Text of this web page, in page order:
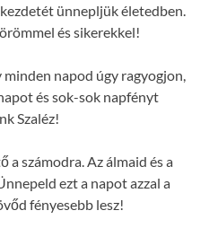
ünnepljük életedben.
és sikerekkel!
napod úgy ragyogjon,
és sok-sok napfényt
Szaléz!
a számodra. Az álmaid és a
ezt a napot azzal a
fényesebb lesz!